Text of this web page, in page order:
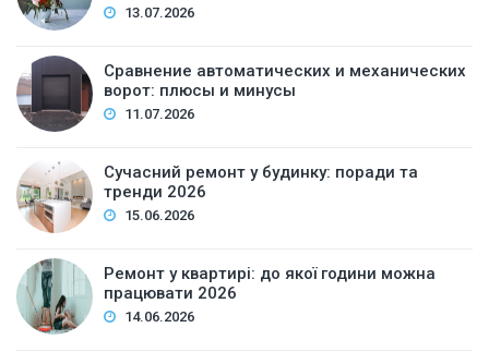
13.07.2026
Сравнение автоматических и механических
ворот: плюсы и минусы
11.07.2026
Сучасний ремонт у будинку: поради та
тренди 2026
15.06.2026
Ремонт у квартирі: до якої години можна
працювати 2026
14.06.2026